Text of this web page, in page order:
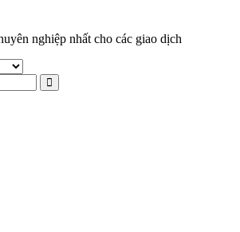
nghiệp nhất cho các giao dịch